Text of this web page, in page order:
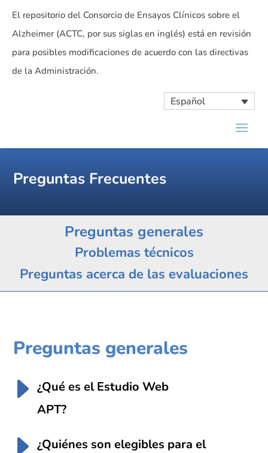
El repositorio del Consorcio de Ensayos Clínicos sobre el
Alzheimer (ACTC, por sus siglas en inglés) está en revisión
para posibles modificaciones de acuerdo con las directivas
de la Administración.
Español
Preguntas Frecuentes
Preguntas generales
Problemas técnicos
Preguntas acerca de las evaluaciones
Preguntas generales
¿Qué es el Estudio Web
APT?
¿Quiénes son elegibles para el